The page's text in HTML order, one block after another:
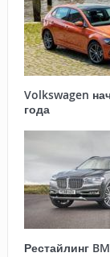
Volkswagen
года
Рестайлинг